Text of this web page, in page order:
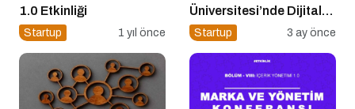
1.0 Etkinliği
Startup 1 yıl önce
Üniversitesi’nde Dijital
Markalaşma 1.0 Etkinliği
Startup 3 ay önce